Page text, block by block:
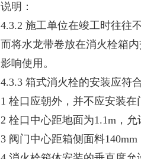
说明：
4.3.2 施工单位在竣工时往往
而将水龙带卷放在消火栓箱
影响使用。
4.3.3 箱式消火栓的安装应符
1 栓口应朝外，并不应安装在
2 栓口中心距地面为1.1m，允
3 阀门中心距箱侧面料140mm